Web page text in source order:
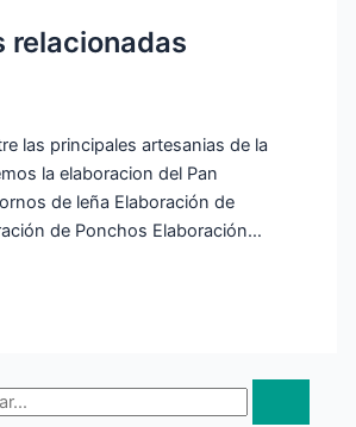
relacionadas
las principales artesanias de la
la elaboracion del Pan
de leña Elaboración de
de Ponchos Elaboración…